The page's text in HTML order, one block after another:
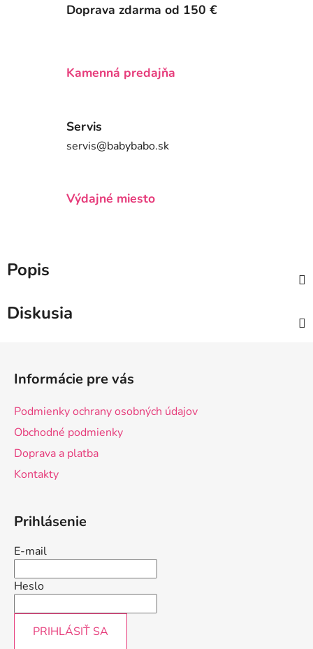
Doprava zdarma od 150 €
Kamenná predajňa
Servis
servis@babybabo.sk
Výdajné miesto
Popis
Diskusia
Informácie pre vás
Podmienky ochrany osobných údajov
Obchodné podmienky
Doprava a platba
Kontakty
Prihlásenie
E-mail
Heslo
PRIHLÁSIŤ SA